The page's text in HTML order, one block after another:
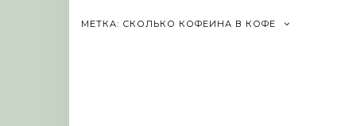
МЕТКА: СКОЛЬКО КОФЕИНА В КОФЕ